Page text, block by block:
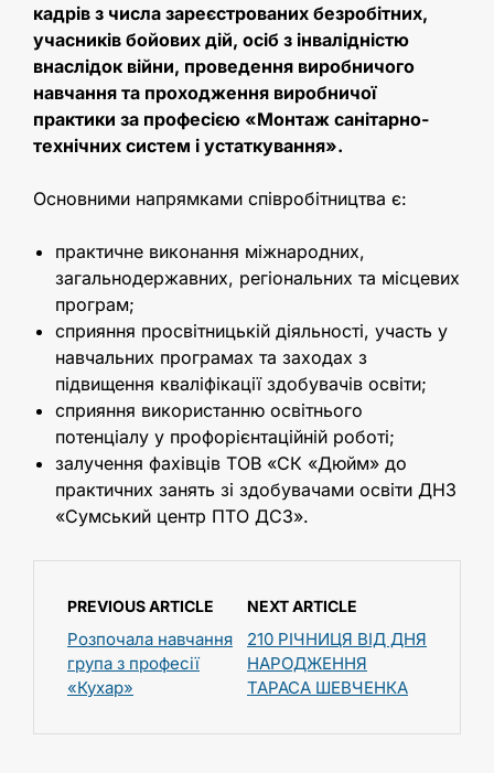
кадрів з числа зареєстрованих безробітних,
учасників бойових дій, осіб з інвалідністю
внаслідок війни, проведення виробничого
навчання та проходження виробничої
практики за професією «Монтаж санітарно-
технічних систем і устаткування».
Основними напрямками співробітництва є:
практичне виконання міжнародних,
загальнодержавних, регіональних та місцевих
програм;
сприяння просвітницькій діяльності, участь у
навчальних програмах та заходах з
підвищення кваліфікації здобувачів освіти;
сприяння використанню освітнього
потенціалу у профорієнтаційній роботі;
залучення фахівців ТОВ «СК «Дюйм» до
практичних занять зі здобувачами освіти ДНЗ
«Сумський центр ПТО ДСЗ».
PREVIOUS ARTICLE
Розпочала навчання
група з професії
«Кухар»
NEXT ARTICLE
210 РІЧНИЦЯ ВІД ДНЯ
НАРОДЖЕННЯ
ТАРАСА ШЕВЧЕНКА